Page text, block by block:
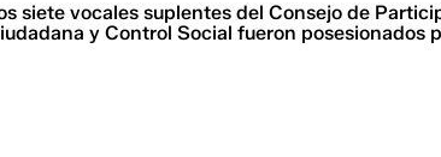
siete vocales suplentes del Consejo de
y Control Social fueron posesionados